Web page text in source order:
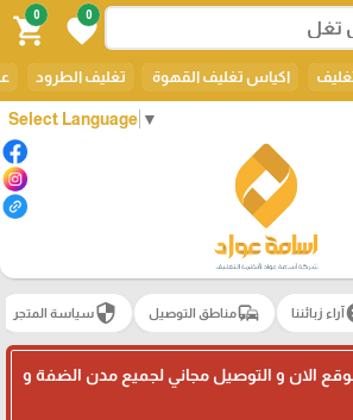
Select Language ▼
0
favorite
0
shopping_cart
اكياس تغليف القهوة تغليف الطرود
آراء زبائننا commuteمناطق التوصيل securityسياسة المتجر
الان و التوصيل مجاني لجميع مدن الضفة و